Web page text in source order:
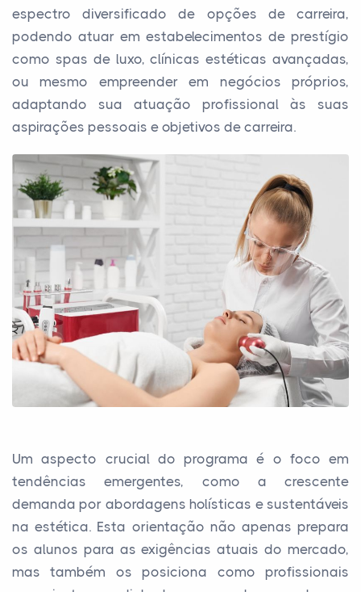
espectro diversificado de opções de carreira,
podendo atuar em estabelecimentos de prestígio
como spas de luxo, clínicas estéticas avançadas,
ou mesmo empreender em negócios próprios,
adaptando sua atuação profissional às suas
aspirações pessoais e objetivos de carreira.
Um aspecto crucial do programa é o foco em
tendências emergentes, como a crescente
demanda por abordagens holísticas e sustentáveis
na estética. Esta orientação não apenas prepara
os alunos para as exigências atuais do mercado,
mas também os posiciona como profissionais